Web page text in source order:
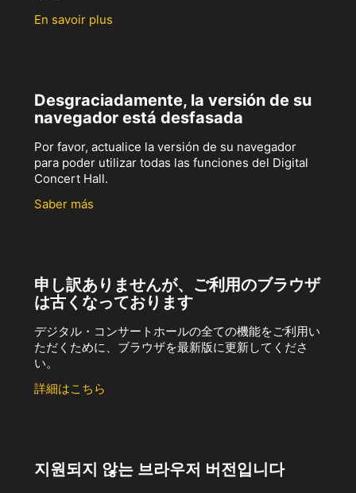
En savoir plus
Desgraciadamente, la versión de su
navegador está desfasada
Por favor, actualice la versión de su navegador
para poder utilizar todas las funciones del Digital
Concert Hall.
Saber más
申し訳ありませんが、ご利用のブラウザ
は古くなっております
デジタル・コンサートホールの全ての機能をご利用い
ただくために、ブラウザを最新版に更新してくださ
い。
詳細はこちら
지원되지 않는 브라우저 버전입니다